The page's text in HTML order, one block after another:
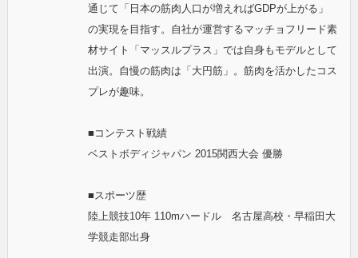
通じて「日本の筋肉人口が増えればGDPが上がる」
の実現を目指す。自社が運営するマッチョフリード素
材サイト「マッスルプラス」では自身もモデルとして
出演。自慢の筋肉は「大円筋」。筋肉を活かしたコス
プレが趣味。
■コンテスト戦績
ベストボディジャパン 2015関西大会 優勝
■スポーツ歴
陸上競技10年 110mハードル 名古屋高校・早稲田大
学競走部出身